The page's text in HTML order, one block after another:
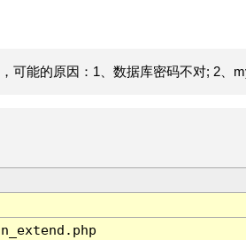
可能的原因：1、数据库密码不对; 2、